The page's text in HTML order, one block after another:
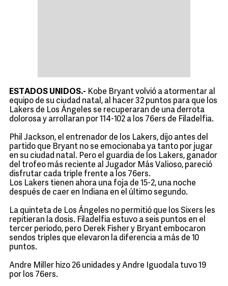
ESTADOS UNIDOS.- Kobe Bryant volvió a atormentar al
equipo de su ciudad natal, al hacer 32 puntos para que los
Lakers de Los Ángeles se recuperaran de una derrota
dolorosa y arrollaran por 114-102 a los 76ers de Filadelfia.
Phil Jackson, el entrenador de los Lakers, dijo antes del
partido que Bryant no se emocionaba ya tanto por jugar
en su ciudad natal. Pero el guardia de los Lakers, ganador
del trofeo más reciente al Jugador Más Valioso, pareció
disfrutar cada triple frente a los 76ers.
Los Lakers tienen ahora una foja de 15-2, una noche
después de caer en Indiana en el último segundo.
La quinteta de Los Ángeles no permitió que los Sixers les
repitieran la dosis. Filadelfia estuvo a seis puntos en el
tercer periodo, pero Derek Fisher y Bryant embocaron
sendos triples que elevaron la diferencia a más de 10
puntos.
Andre Miller hizo 26 unidades y Andre Iguodala tuvo 19
por los 76ers.